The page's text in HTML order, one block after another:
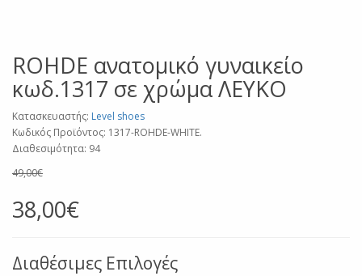
ROHDE ανατομικό γυναικείο
κωδ.1317 σε χρώμα ΛΕΥΚΟ
Κατασκευαστής: Level shoes
Κωδικός Προϊόντος: 1317-ROHDE-WHITE.
Διαθεσιμότητα: 94
49,00€
38,00€
Διαθέσιμες Επιλογές